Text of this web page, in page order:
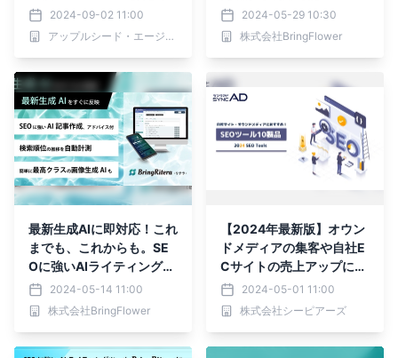
が1000のサイトを検証し
てわかった成果を上げるル
ール』（MdN）予約発売
2024-09-02 11:00
アップルシード・エージェンシー告知用
に強いAIライティングツー
ル「BringRitera（リテ
ラ）」
2024-05-29 10:30
株式会社BringFlower
最新生成AIに即対応！これ
までも、これからも。SE
Oに強いAIライティングツ
ール「BringRitera（リテ
ラ）」
2024-05-14 11:00
株式会社BringFlower
【2024年最新版】オウン
ドメディアの集客や自社E
Cサイトの売上アップにつ
ながる SEO対策・競合サ
イト分析ツール10製品を
公開
2024-05-01 11:00
株式会社シーピアーズ